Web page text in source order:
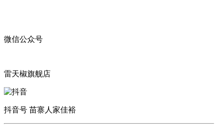
微信公众号
雷天椒旗舰店
抖音号 苗寨人家佳裕